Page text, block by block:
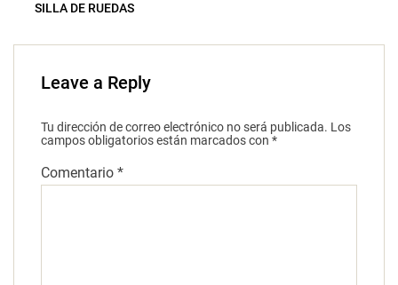
SILLA DE RUEDAS
Leave a Reply
Tu dirección de correo electrónico no será publicada. Los
campos obligatorios están marcados con *
Comentario *